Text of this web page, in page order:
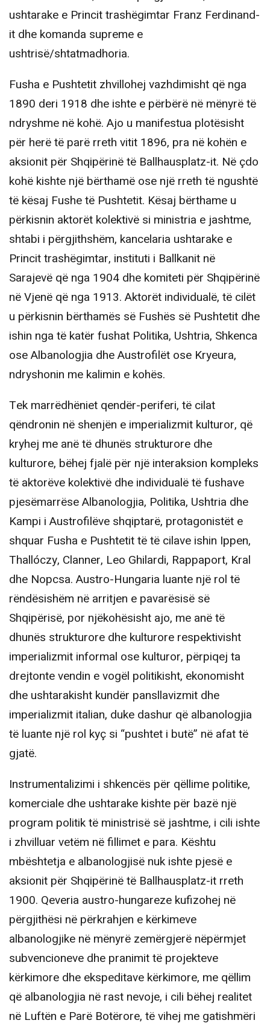
ushtarake e Princit trashëgimtar Franz Ferdinand-
it dhe komanda supreme e
ushtrisë/shtatmadhoria.
Fusha e Pushtetit zhvillohej vazhdimisht që nga
1890 deri 1918 dhe ishte e përbërë në mënyrë të
ndryshme në kohë. Ajo u manifestua plotësisht
për herë të parë rreth vitit 1896, pra në kohën e
aksionit për Shqipërinë të Ballhausplatz-it. Në çdo
kohë kishte një bërthamë ose një rreth të ngushtë
të kësaj Fushe të Pushtetit. Kësaj bërthame u
përkisnin aktorët kolektivë si ministria e jashtme,
shtabi i përgjithshëm, kancelaria ushtarake e
Princit trashëgimtar, instituti i Ballkanit në
Sarajevë që nga 1904 dhe komiteti për Shqipërinë
në Vjenë që nga 1913. Aktorët individualë, të cilët
u përkisnin bërthamës së Fushës së Pushtetit dhe
ishin nga të katër fushat Politika, Ushtria, Shkenca
ose Albanologjia dhe Austrofilët ose Kryeura,
ndryshonin me kalimin e kohës.
Tek marrëdhëniet qendër-periferi, të cilat
qëndronin në shenjën e imperializmit kulturor, që
kryhej me anë të dhunës strukturore dhe
kulturore, bëhej fjalë për një interaksion kompleks
të aktorëve kolektivë dhe individualë të fushave
pjesëmarrëse Albanologjia, Politika, Ushtria dhe
Kampi i Austrofilëve shqiptarë, protagonistët e
shquar Fusha e Pushtetit të të cilave ishin Ippen,
Thallóczy, Clanner, Leo Ghilardi, Rappaport, Kral
dhe Nopcsa. Austro-Hungaria luante një rol të
rëndësishëm në arritjen e pavarësisë së
Shqipërisë, por njëkohësisht ajo, me anë të
dhunës strukturore dhe kulturore respektivisht
imperializmit informal ose kulturor, përpiqej ta
drejtonte vendin e vogël politikisht, ekonomisht
dhe ushtarakisht kundër pansllavizmit dhe
imperializmit italian, duke dashur që albanologjia
të luante një rol kyç si “pushtet i butë” në afat të
gjatë.
Instrumentalizimi i shkencës për qëllime politike,
komerciale dhe ushtarake kishte për bazë një
program politik të ministrisë së jashtme, i cili ishte
i zhvilluar vetëm në fillimet e para. Kështu
mbështetja e albanologjisë nuk ishte pjesë e
aksionit për Shqipërinë të Ballhausplatz-it rreth
1900. Qeveria austro-hungareze kufizohej në
përgjithësi në përkrahjen e kërkimeve
albanologjike në mënyrë zemërgjerë nëpërmjet
subvencioneve dhe pranimit të projekteve
kërkimore dhe ekspeditave kërkimore, me qëllim
që albanologjia në rast nevoje, i cili bëhej realitet
në Luftën e Parë Botërore, të vihej me gatishmëri